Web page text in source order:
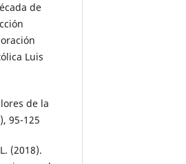
de
Luis
de la
95-125
(2018).